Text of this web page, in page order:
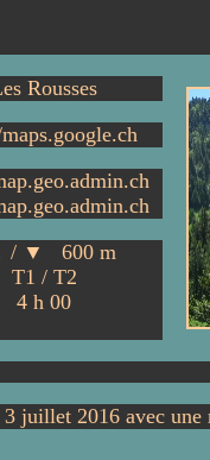
Rousses
/ ▼ 600 m
T1 / T2
4 h 00
juillet 2016 avec